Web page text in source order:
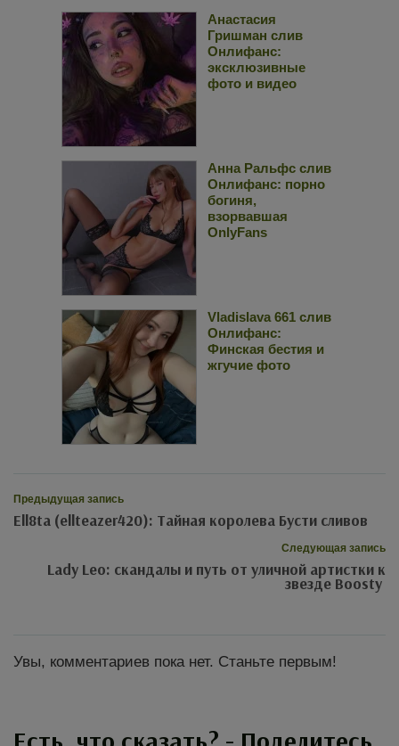
Анастасия
Гришман слив
Онлифанс:
эксклюзивные
фото и видео
Анна Ральфс слив
Онлифанс: порно
богиня,
взорвавшая
OnlyFans
Vladislava 661 слив
Онлифанс:
Финская бестия и
жгучие фото
Предыдущая запись
Ell8ta (ellteazer420): Тайная королева Бусти сливов
Следующая запись
Lady Leo: скандалы и путь от уличной артистки к
звезде Boosty
Увы, комментариев пока нет. Станьте первым!